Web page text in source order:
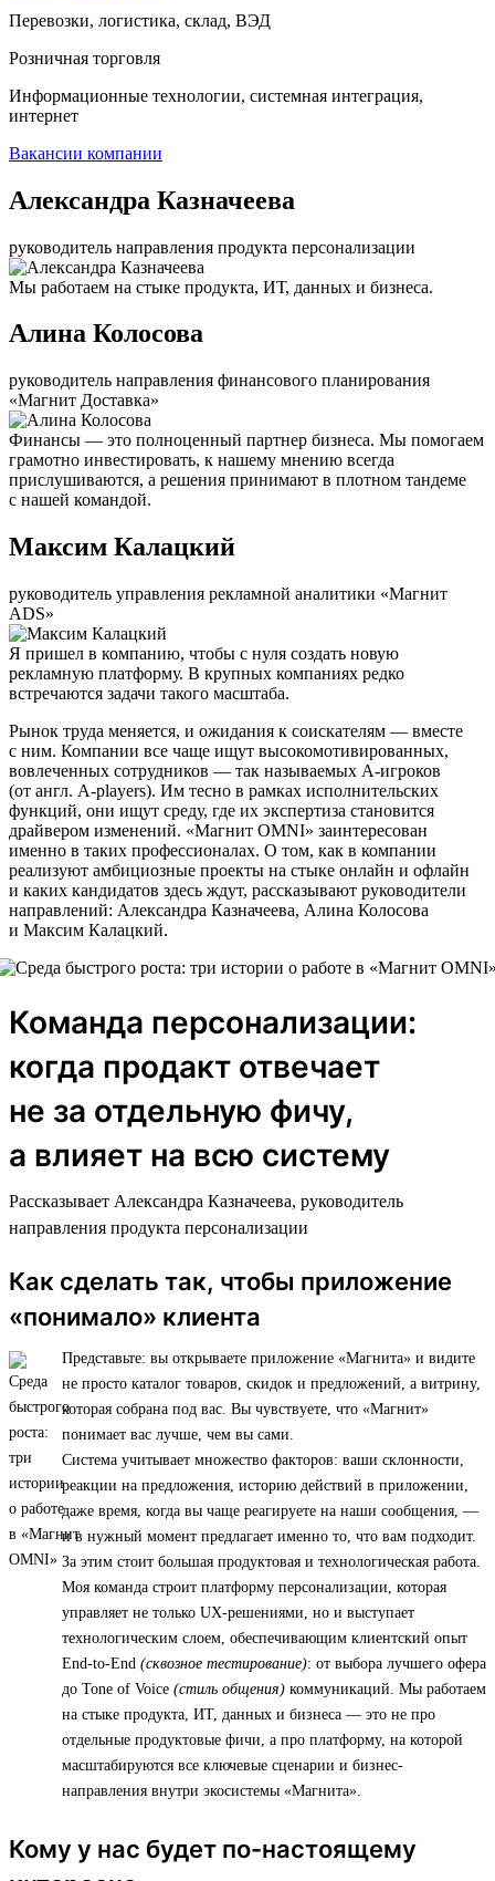
Перевозки, логистика, склад, ВЭД
Розничная торговля
Информационные технологии, системная интеграция,
интернет
Вакансии компании
Александра Казначеева
руководитель направления продукта персонализации
Мы работаем на стыке продукта, ИТ, данных и бизнеса.
Алина Колосова
руководитель направления финансового планирования
«Магнит Доставка»
Финансы — это полноценный партнер бизнеса. Мы помогаем
грамотно инвестировать, к нашему мнению всегда
прислушиваются, а решения принимают в плотном тандеме
с нашей командой.
Максим Калацкий
руководитель управления рекламной аналитики «Магнит
ADS»
Я пришел в компанию, чтобы с нуля создать новую
рекламную платформу. В крупных компаниях редко
встречаются задачи такого масштаба.
Рынок труда меняется, и ожидания к соискателям — вместе
с ним. Компании все чаще ищут высокомотивированных,
вовлеченных сотрудников — так называемых А-игроков
(от англ. A-players). Им тесно в рамках исполнительских
функций, они ищут среду, где их экспертиза становится
драйвером изменений. «Магнит OMNI» заинтересован
именно в таких профессионалах. О том, как в компании
реализуют амбициозные проекты на стыке онлайн и офлайн
и каких кандидатов здесь ждут, рассказывают руководители
направлений: Александра Казначеева, Алина Колосова
и Максим Калацкий.
Команда персонализации:
когда продакт отвечает
не за отдельную фичу,
а влияет на всю систему
Рассказывает Александра Казначеева, руководитель
направления продукта персонализации
Как сделать так, чтобы приложение
«понимало» клиента
Представьте: вы открываете приложение «Магнита» и видите
не просто каталог товаров, скидок и предложений, а витрину,
которая собрана под вас. Вы чувствуете, что «Магнит»
понимает вас лучше, чем вы сами.
Система учитывает множество факторов: ваши склонности,
реакции на предложения, историю действий в приложении,
даже время, когда вы чаще реагируете на наши сообщения, —
и в нужный момент предлагает именно то, что вам подходит.
За этим стоит большая продуктовая и технологическая работа.
Моя команда строит платформу персонализации, которая
управляет не только UX-решениями, но и выступает
технологическим слоем, обеспечивающим клиентский опыт
End-to-End (сквозное тестирование): от выбора лучшего офера
до Tone of Voice (стиль общения) коммуникаций. Мы работаем
на стыке продукта, ИТ, данных и бизнеса — это не про
отдельные продуктовые фичи, а про платформу, на которой
масштабируются все ключевые сценарии и бизнес-
направления внутри экосистемы «Магнита».
Кому у нас будет по-настоящему